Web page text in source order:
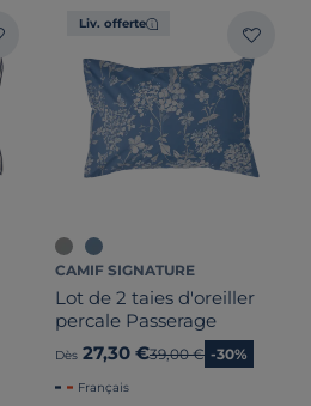
Liv. offerte
CAMIF SIGNATURE
Lot de 2 taies d'oreiller
percale Passerage
Dès 27,30 €Ancien prix
39,00 € -30%
Français